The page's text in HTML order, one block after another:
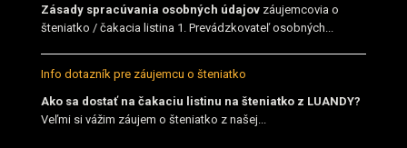
Zásady spracúvania osobných údajov záujemcovia o
šteniatko / čakacia listina 1. Prevádzkovateľ osobných...
Info dotazník pre záujemcu o šteniatko
Ako sa dostať na čakaciu listinu na šteniatko z LUANDY?
Veľmi si vážim záujem o šteniatko z našej...